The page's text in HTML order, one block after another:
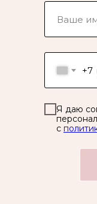
+7
Я даю
с